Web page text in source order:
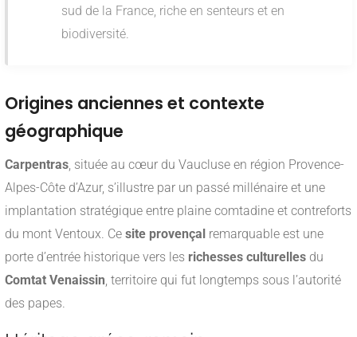
sud de la France, riche en senteurs et en
biodiversité.
Origines anciennes et contexte
géographique
Carpentras, située au cœur du Vaucluse en région Provence-
Alpes-Côte d’Azur, s’illustre par un passé millénaire et une
implantation stratégique entre plaine comtadine et contreforts
du mont Ventoux. Ce site provençal remarquable est une
porte d’entrée historique vers les richesses culturelles du
Comtat Venaissin, territoire qui fut longtemps sous l’autorité
des papes.